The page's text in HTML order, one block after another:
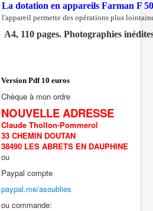
La dotation en appareils Farman F 50
l'appareil permette des opérations plus
A4, 110 pages. Photographies
Version Pdf 10 euros
Chèque à mon ordre
NOUVELLE ADRESSE
Claude Thollon-Pommerol
33 CHEMIN DOUTAN
38490 LES ABRETS EN DAUPHINE
ou
Paypal compte
paypal.me/asoublies
ou commande: